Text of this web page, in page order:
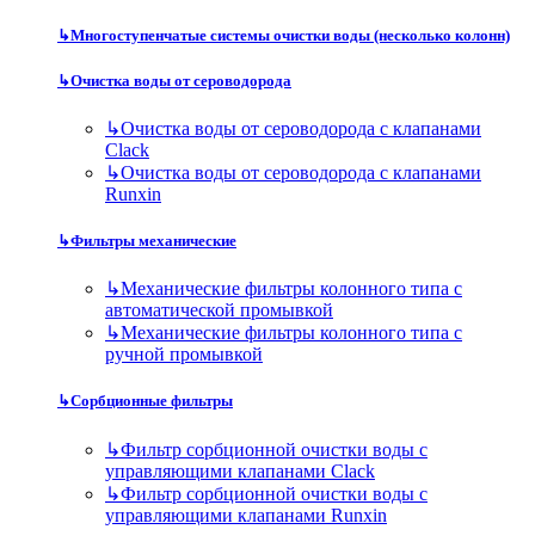
↳Многоступенчатые системы очистки воды (несколько колонн)
↳Очистка воды от сероводорода
↳Очистка воды от сероводорода с клапанами
Clack
↳Очистка воды от сероводорода с клапанами
Runxin
↳Фильтры механические
↳Механические фильтры колонного типа с
автоматической промывкой
↳Механические фильтры колонного типа с
ручной промывкой
↳Сорбционные фильтры
↳Фильтр сорбционной очистки воды с
управляющими клапанами Clack
↳Фильтр сорбционной очистки воды с
управляющими клапанами Runxin